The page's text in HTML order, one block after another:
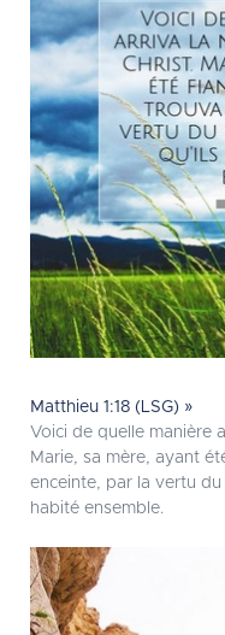
Matthieu 1:18 (LSG) »
Voici de quelle manière
Marie, sa mère, ayant
enceinte, par la vertu
habité ensemble.